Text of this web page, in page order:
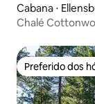
Cabana ⋅
Chalé
Preferido dos
Preferido dos